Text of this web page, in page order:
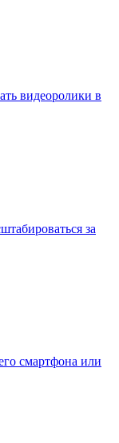
видеоролики в
за
смартфона или